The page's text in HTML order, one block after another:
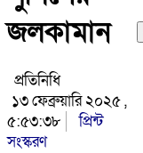
জলকামান
প্রতিনিধি
১৩ ফেব্রুয়ারি ২০২৫ ,
৫:৫৩:৩৮
প্রিন্ট
সংস্করণ